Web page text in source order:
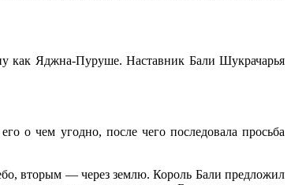
как Яджна-Пуруше. Наставник Бали Шукрачарья
о чем угодно, после чего последовала просьба
вторым — через землю. Король Бали предложил